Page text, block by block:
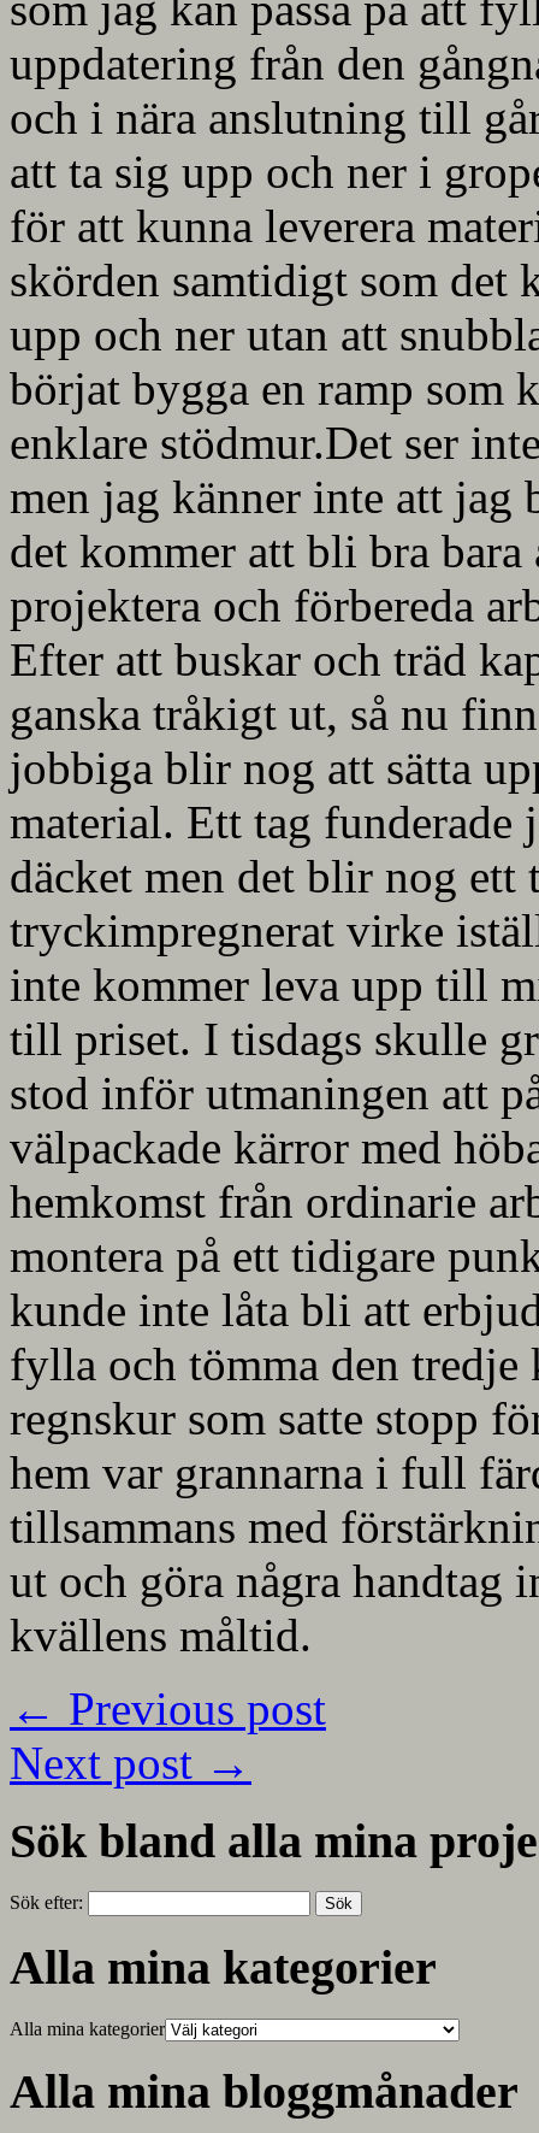
uppdatering från den
och i nära anslutning till
att ta sig upp och ner i
för att kunna leverera
skörden samtidigt som det
upp och ner utan att
börjat bygga en ramp som
enklare stödmur.Det ser
men jag känner inte att jag
det kommer att bli bra
projektera och förbereda
Efter att buskar och träd
ganska tråkigt ut, så nu
jobbiga blir nog att sätta
material. Ett tag
däcket men det blir nog
tryckimpregnerat virke
inte kommer leva upp till
till priset. I tisdags skulle
stod inför utmaningen att
välpackade kärror med
hemkomst från ordinarie
montera på ett tidigare
kunde inte låta bli att
fylla och tömma den tredje
regnskur som satte stopp
hem var grannarna i full
tillsammans med
ut och göra några handtag
kvällens måltid.
← Previous post
Next post →
Sök bland alla mina
Sök efter:
Alla mina kategorier
Alla mina kategorier
Alla mina bloggmånader